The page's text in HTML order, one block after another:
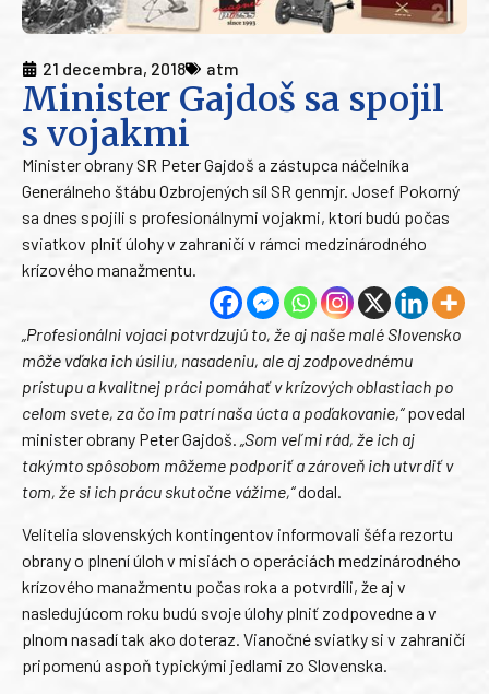
21 decembra, 2018 atm
Minister Gajdoš sa spojil
s vojakmi
Minister obrany SR Peter Gajdoš a zástupca náčelníka
Generálneho štábu Ozbrojených síl SR genmjr. Josef Pokorný
sa dnes spojili s profesionálnymi vojakmi, ktorí budú počas
sviatkov plniť úlohy v zahraničí v rámci medzinárodného
krízového manažmentu.
„Profesionálni vojaci potvrdzujú to, že aj naše malé Slovensko
môže vďaka ich úsiliu, nasadeniu, ale aj zodpovednému
prístupu a kvalitnej práci pomáhať v krízových oblastiach po
celom svete, za čo im patrí naša úcta a poďakovanie,“povedal
minister obrany Peter Gajdoš. „Som veľmi rád, že ich aj
takýmto spôsobom môžeme podporiť a zároveň ich utvrdiť v
tom, že si ich prácu skutočne vážime,“dodal.
Velitelia slovenských kontingentov informovali šéfa rezortu
obrany o plnení úloh v misiách o operáciách medzinárodného
krízového manažmentu počas roka a potvrdili, že aj v
nasledujúcom roku budú svoje úlohy plniť zodpovedne a v
plnom nasadí tak ako doteraz. Vianočné sviatky si v zahraničí
pripomenú aspoň typickými jedlami zo Slovenska.